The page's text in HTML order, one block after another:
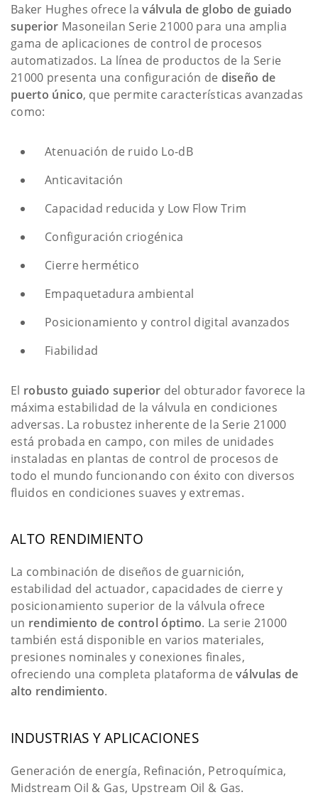
Baker Hughes ofrece laválvula de globo de guiado
superior Masoneilan Serie 21000 para una amplia
gama de aplicaciones de control de procesos
automatizados. La línea de productos de la Serie
21000 presenta una configuración de diseño de
puerto único, que permite características avanzadas
como:
Atenuación de ruido Lo-dB
Anticavitación
Capacidad reducida y Low Flow Trim
Configuración criogénica
Cierre hermético
Empaquetadura ambiental
Posicionamiento y control digital avanzados
Fiabilidad
El robusto guiado superior del obturador favorece la
máxima estabilidad de la válvula en condiciones
adversas. La robustez inherente de la Serie 21000
está probada en campo, con miles de unidades
instaladas en plantas de control de procesos de
todo el mundo funcionando con éxito con diversos
fluidos en condiciones suaves y extremas.
ALTO RENDIMIENTO
La combinación de diseños de guarnición,
estabilidad del actuador, capacidades de cierre y
posicionamiento superior de la válvula ofrece
un rendimiento de control óptimo. La serie 21000
también está disponible en varios materiales,
presiones nominales y conexiones finales,
ofreciendo una completa plataforma deválvulas de
alto rendimiento.
INDUSTRIAS Y APLICACIONES
Generación de energía, Refinación, Petroquímica,
Midstream Oil & Gas, Upstream Oil & Gas.